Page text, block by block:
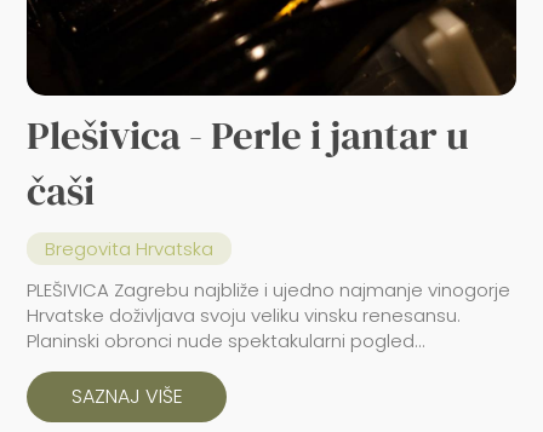
Plešivica - Perle i jantar u
čaši
Bregovita Hrvatska
PLEŠIVICA Zagrebu najbliže i ujedno najmanje vinogorje
Hrvatske doživljava svoju veliku vinsku renesansu.
Planinski obronci nude spektakularni pogled...
SAZNAJ VIŠE